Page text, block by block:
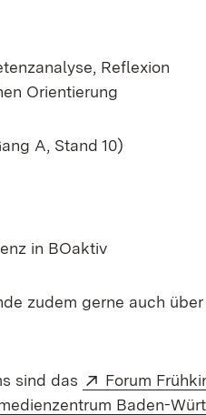
Reflexion
Orientierung
A, Stand 10)
in BOaktiv
zudem gerne auch
sind das Extern:
Forum
Fenster)
Baden-